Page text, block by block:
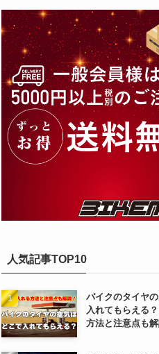
人気記事TOP10
バイクのタイヤ
入れてもらえる
方法と注意点も解